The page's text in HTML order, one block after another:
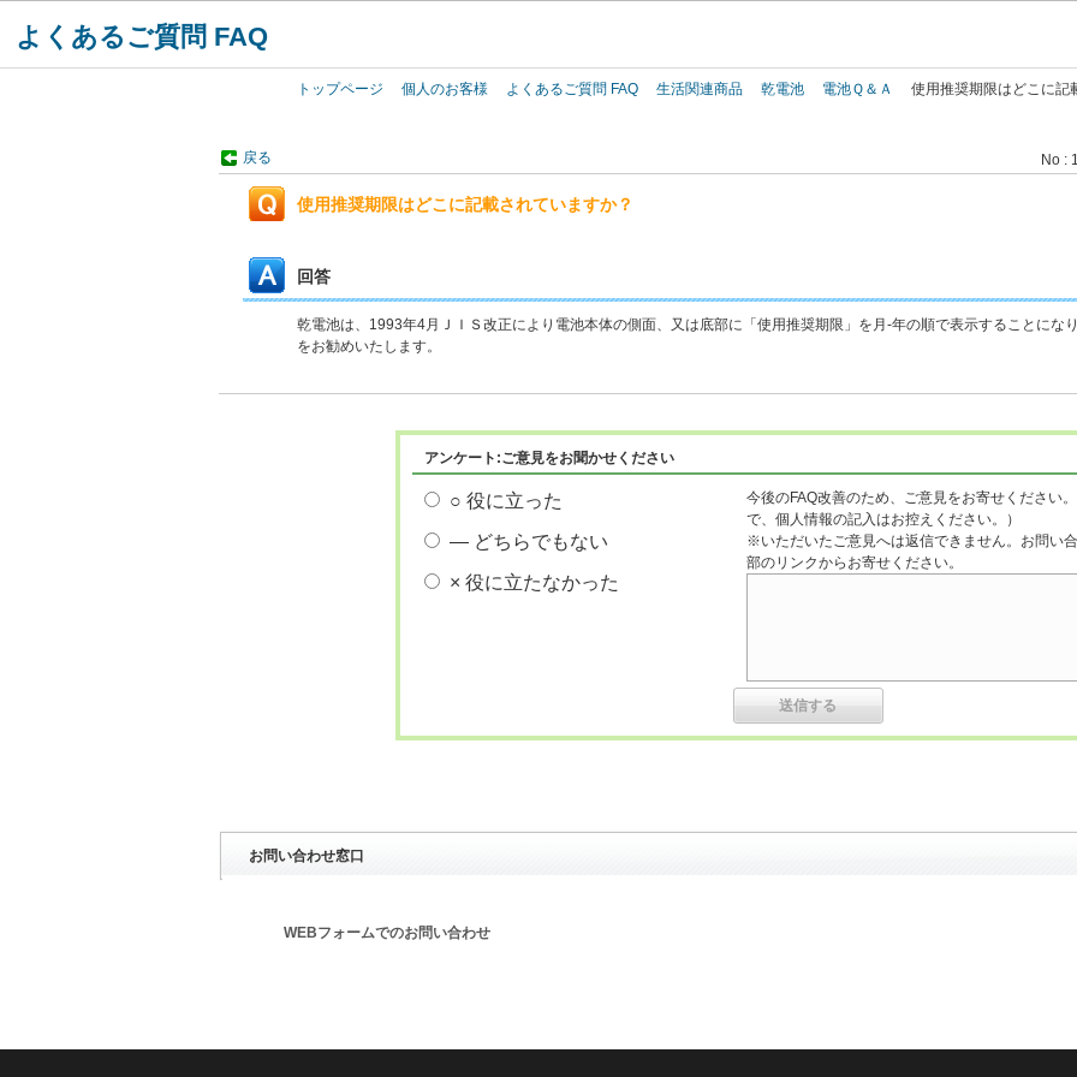
よくあるご質問 FAQ
トップページ 個人のお客様 よくあるご質問 FAQ 生活関連商品 乾電池 電池Ｑ＆Ａ
使用推奨期限はどこに記
戻る No :
使用推奨期限はどこに記載されていますか？
回答
乾電池は、1993年4月ＪＩＳ改正により電池本体の側面、又は底部に「使用推奨期限」を月-年の順で表示することにな
をお勧めいたします。
アンケート:ご意見をお聞かせください
○ 役に立った
― どちらでもない
× 役に立たなかった
今後のFAQ改善のため、ご意見をお寄せください
で、個人情報の記入はお控えください。）
※いただいたご意見へは返信できません。お問い
部のリンクからお寄せください。
お問い合わせ窓口
WEBフォームでのお問い合わせ